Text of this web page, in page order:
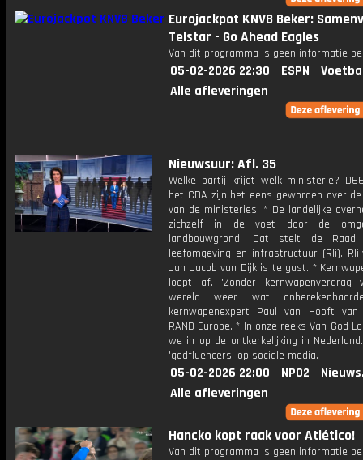
Eurojackpot KNVB Beker:
Telstar - Go Ahead Eagles
Van dit programma is geen informatie
05-02-2026 22:30 ESPN
Alle afleveringen
Nieuwsuur: Afl. 35
Welke partij krijgt welk ministerie?
het CDA zijn het eens geworden over
van de ministeries. * De landelijke
zichzelf in de voet door de
landbouwgrond. Dat stelt de
leefomgeving en infrastructuur (Rli).
Jan Jacob van Dijk is te gast. *
loopt af. 'Zonder kernwapenverdrag
wereld weer wat
kernwapenexpert Paul van Hooft van
RAND Europe. * In onze reeks Van God
we in op de ontkerkelijking in
'godfluencers' op sociale media.
05-02-2026 22:00 NPO2
Alle afleveringen
Hancko kopt raak voor Atlético!
Van dit programma is geen informatie